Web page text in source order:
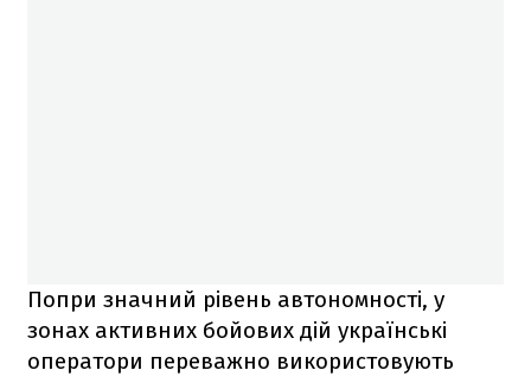
Попри значний рівень автономності, у
зонах активних бойових дій українські
оператори переважно використовують